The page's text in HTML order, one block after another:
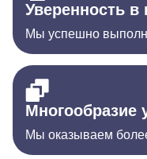
Уверенность в
Мы успешно
Многообразие
Мы оказываем